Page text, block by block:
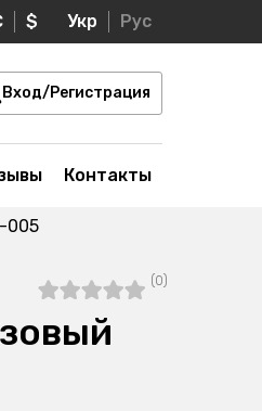
$ Укр Рус
Вход/Регистрация
Контакты
005
(0)